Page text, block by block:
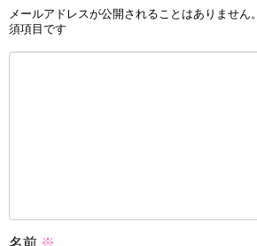
メールアドレスが公開されることはありません。
須項目です